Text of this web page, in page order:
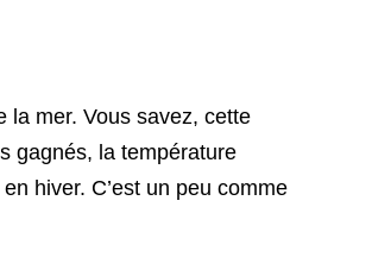
la mer. Vous savez, cette
gagnés, la température
hiver. C’est un peu comme